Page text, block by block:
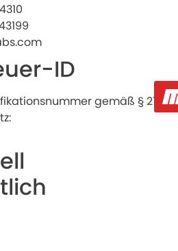
ID
gemäß § 27